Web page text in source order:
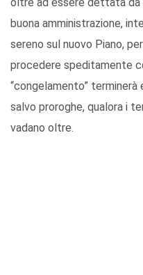
oltre ad essere dettata
buona amministrazione,
sereno sul nuovo Piano,
procedere speditamente
“congelamento”
salvo proroghe, qualora i
vadano oltre.